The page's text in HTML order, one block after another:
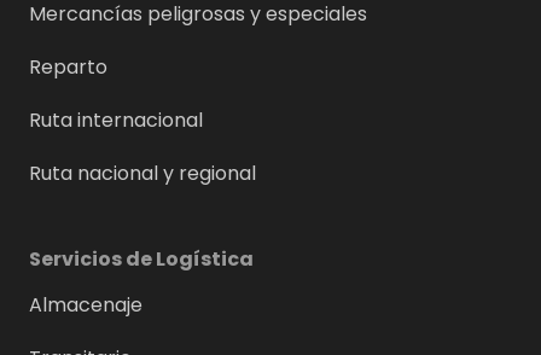
Mercancías peligrosas y especiales
Reparto
Ruta internacional
Ruta nacional y regional
Servicios de Logística
Almacenaje